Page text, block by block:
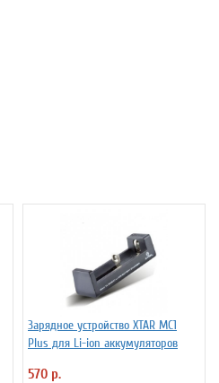
Зарядное устройство XTAR MC1
Plus для Li-ion аккумуляторов
570 р.